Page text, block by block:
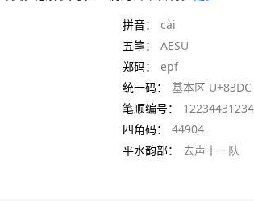
拼音：
cài
五笔：
AESU
郑码：
epf
统一码：
基本区 U+83DC
笔顺编号：
12234431234
四角码：
44904
平水韵部：
去声十一队